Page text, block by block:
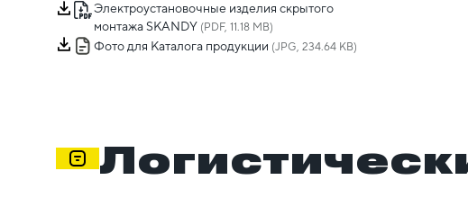
Электроустановочные изделия скрытого
монтажа SKANDY (PDF, 11.18 MB)
Фото для Каталога продукции (JPG, 234.64 KB)